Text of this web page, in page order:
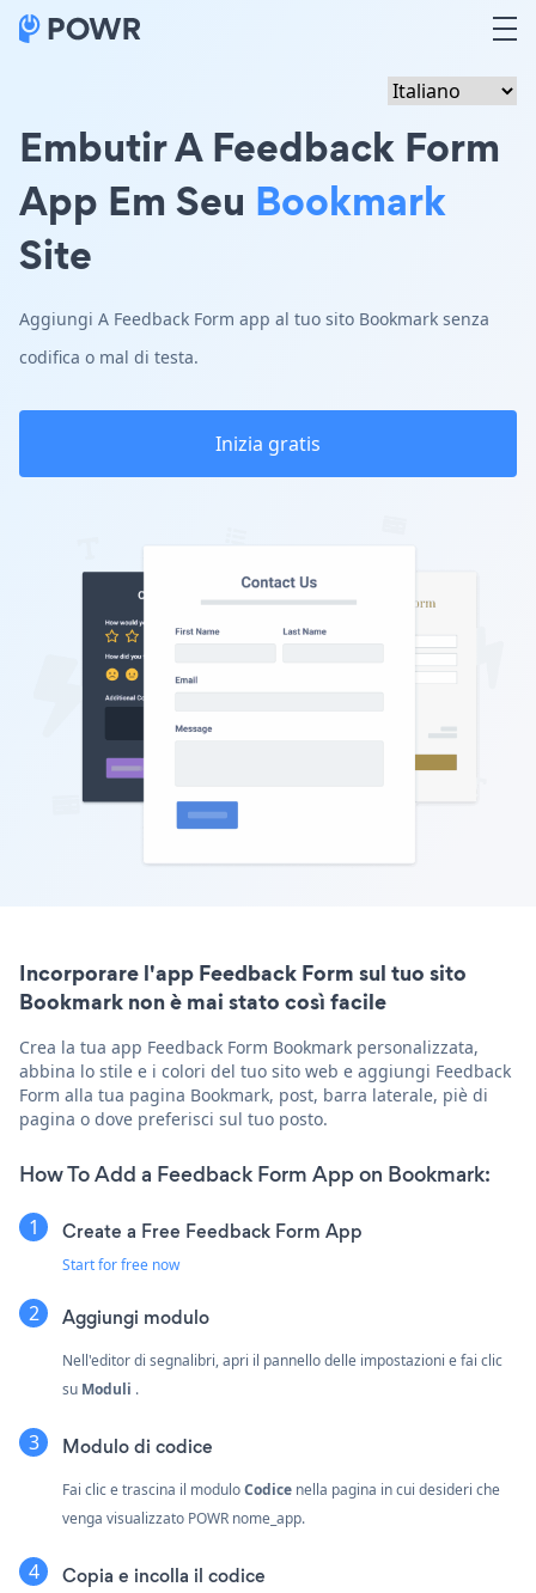
Embutir A Feedback Form
App Em Seu Bookmark
Site
Aggiungi A Feedback Form app al tuo sito Bookmark senza
codifica o mal di testa.
Inizia gratis
Incorporare l'app Feedback Form sul tuo sito
Bookmark non è mai stato così facile
Crea la tua app Feedback Form Bookmark personalizzata,
abbina lo stile e i colori del tuo sito web e aggiungi Feedback
Form alla tua pagina Bookmark, post, barra laterale, piè di
pagina o dove preferisci sul tuo posto.
How To Add a Feedback Form App on Bookmark:
Create a Free Feedback Form App
Start for free now
Aggiungi modulo
Nell'editor di segnalibri, apri il pannello delle impostazioni e fai clic
su Moduli .
Modulo di codice
Fai clic e trascina il moduloCodice nella pagina in cui desideri che
venga visualizzato POWR nome_app.
Copia e incolla il codice